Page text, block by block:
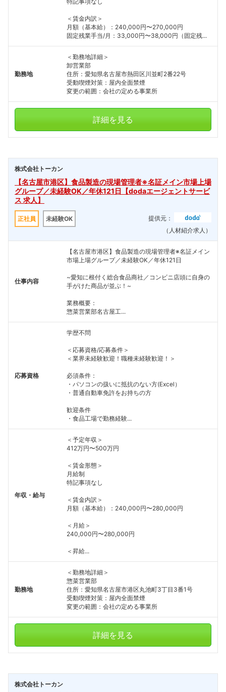
こちらの企業もフォローしませんか？
＜賃金内訳＞
月額（基本給）：240,000円〜270,000円
固定残業手当/月：33,000円〜38,000円（固定残...
勤務地
＜勤務地詳細＞
卸営業部
住所：愛知県名古屋市熱田区川並町2番22号
受動喫煙対策：屋内全面禁煙
変更の範囲：会社の定める事業所
詳細を見る
株式会社トーカン
【名古屋市港区】食品製造の現場管理者※名証メイン市場上場
グループ／未経験OK／年休121日【dodaエージェントサービ
ス 求人】
正社員 未経験OK
提供元：
（人材紹介求人）
仕事内容
【名古屋市港区】食品製造の現場管理者※名証メイン
市場上場グループ／未経験OK／年休121日
~愛知に根付く総合食品商社／コンビニ店頭に自身の
手がけた商品が並ぶ！~
業務概要：
惣菜営業部名古屋工...
応募資格
学歴不問
＜応募資格/応募条件＞
＜業界未経験歓迎！職種未経験歓迎！＞
必須条件：
・パソコンの扱いに抵抗のない方(Excel）
・普通自動車免許をお持ちの方
歓迎条件
・食品工場で勤務経験...
年収・給与
＜予定年収＞
412万円〜500万円
＜賃金形態＞
月給制
特記事項なし
＜賃金内訳＞
月額（基本給）：240,000円〜280,000円
＜月給＞
240,000円〜280,000円
＜昇給...
勤務地
＜勤務地詳細＞
惣菜営業部
住所：愛知県名古屋市港区丸池町3丁目3番1号
受動喫煙対策：屋内全面禁煙
変更の範囲：会社の定める事業所
詳細を見る
株式会社トーカン